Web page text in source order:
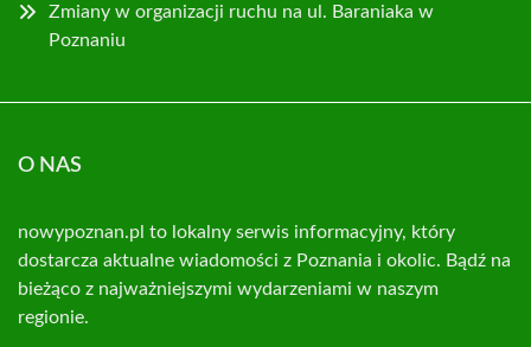
Zmiany w organizacji ruchu na ul. Baraniaka w
Poznaniu
O NAS
nowypoznan.pl to lokalny serwis informacyjny, który
dostarcza aktualne wiadomości z Poznania i okolic. Bądź na
bieżąco z najważniejszymi wydarzeniami w naszym
regionie.